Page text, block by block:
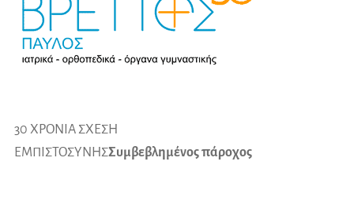
30 ΧΡΟΝΙΑ ΣΧΕΣΗ
ΕΜΠΙΣΤΟΣΥΝΗΣΣυμβεβλημένος πάροχος